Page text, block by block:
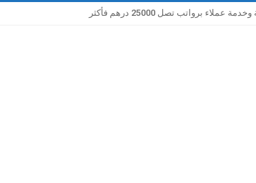
برواتب تصل 25000 درهم فأكثر